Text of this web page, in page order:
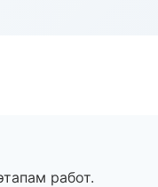
работ.